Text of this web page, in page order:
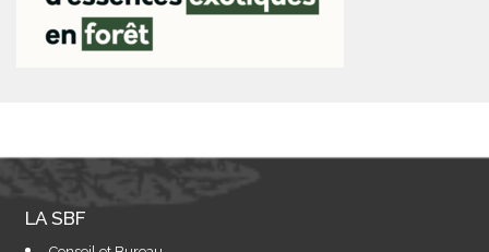
LA SBF